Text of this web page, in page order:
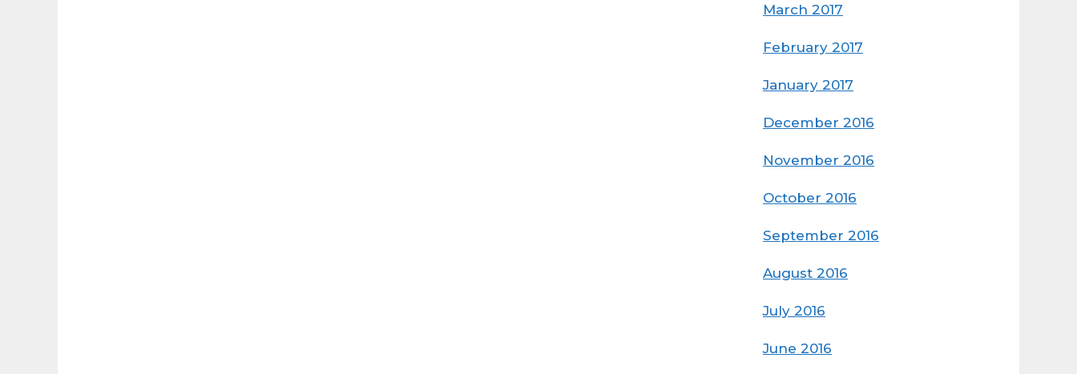
March 2017
February 2017
January 2017
December 2016
November 2016
October 2016
September 2016
August 2016
July 2016
June 2016